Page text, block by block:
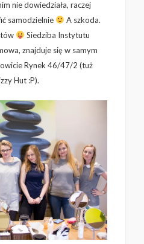
nie dowiedziała, raczej
samodzielnie
A szkoda.
Siedziba Instytutu
znajduje się w samym
Rynek 46/47/2 (tuż
Hut :P).